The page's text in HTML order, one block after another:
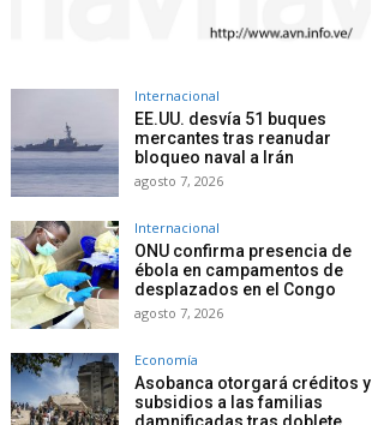
Internacional
EE.UU. desvía 51 buques
mercantes tras reanudar
bloqueo naval a Irán
agosto 7, 2026
Internacional
ONU confirma presencia de
ébola en campamentos de
desplazados en el Congo
agosto 7, 2026
Economía
Asobanca otorgará créditos y
subsidios a las familias
damnificadas tras doblete